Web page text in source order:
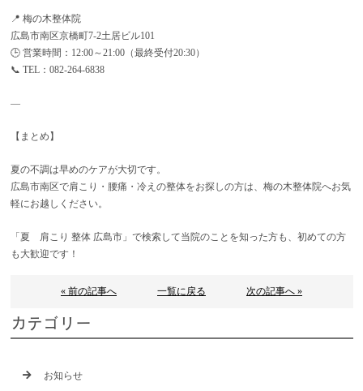
📍 梅の木整体院
広島市南区京橋町7-2土居ビル101
🕒 営業時間：12:00～21:00（最終受付20:30）
📞 TEL：082-264-6838
—
【まとめ】
夏の不調は早めのケアが大切です。
広島市南区で肩こり・腰痛・冷えの整体をお探しの方は、梅の木整体院へお気
軽にお越しください。
「夏 肩こり 整体 広島市」で検索して当院のことを知った方も、初めての方
も大歓迎です！
« 前の記事へ 一覧に戻る 次の記事へ »
カテゴリー
お知らせ